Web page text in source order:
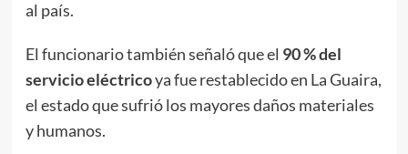
al país.
El funcionario también señaló que el 90 % del
servicio eléctricoya fue restablecido en La Guaira,
el estado que sufrió los mayores daños materiales
y humanos.